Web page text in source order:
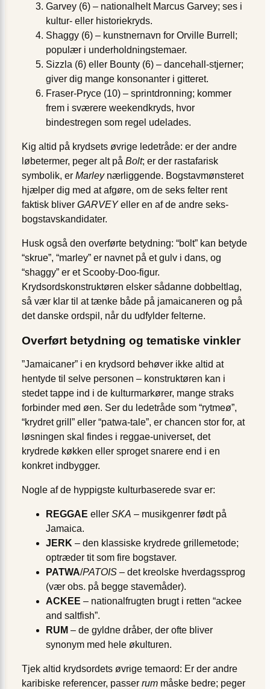
Garvey (6) – nationalhelt Marcus Garvey; ses i
kultur- eller historiekryds.
Shaggy (6) – kunstnernavn for Orville Burrell;
populær i underholdnings­temaer.
Sizzla (6) eller Bounty (6) – dancehall-stjerner;
giver dig mange konsonanter i gitteret.
Fraser-Pryce (10) – sprintdronning; kommer
frem i sværere weekendkryds, hvor
bindestregen som regel udelades.
Kig altid på krydsets øvrige ledetråde: er der andre
løbetermer, peger alt på Bolt; er der rastafarisk
symbolik, er Marleynærliggende. Bogstavmønsteret
hjælper dig med at afgøre, om de seks felter rent
faktisk bliver GARVEYeller en af de andre seks-
bogstavs­kandidater.
Husk også den overførte betydning: “bolt” kan betyde
“skrue”, “marley” er navnet på et gulv i dans, og
“shaggy” er et Scooby-Doo-figur.
Krydsordskonstruktøren elsker sådanne dobbeltlag,
så vær klar til at tænke både på jamaicaneren og på
det danske ordspil, når du udfylder felterne.
Overført betydning og tematiske vinkler
”Jamaicaner” i en krydsord behøver ikke altid at
hentyde til selve personen – konstruktøren kan i
stedet tappe ind i de kulturmarkører, mange straks
forbinder med øen. Ser du ledetråde som “rytmeø”,
“krydret grill” eller “patwa-tale”, er chancen stor for, at
løsningen skal findes i reggae-universet, det
krydrede køkken eller sproget snarere end i en
konkret indbygger.
Nogle af de hyppigste kulturbaserede svar er:
REGGAE eller SKA – musikgenrer født på
Jamaica.
JERK – den klassiske krydrede grillemetode;
optræder tit som fire bogstaver.
PATWA/PATOIS – det kreolske hverdagssprog
(vær obs. på begge stavemåder).
ACKEE – nationalfrugten brugt i retten “ackee
and saltfish”.
RUM – de gyldne dråber, der ofte bliver
synonym med hele økulturen.
Tjek altid krydsordets øvrige temaord: Er der andre
karibiske referencer, passer rum måske bedre; peger